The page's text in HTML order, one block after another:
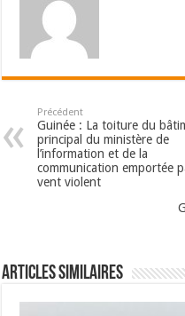
Précédent
Guinée : La toiture du
principal du ministère de
l’information et de la
communication emportée
vent violent
Articles Similaires